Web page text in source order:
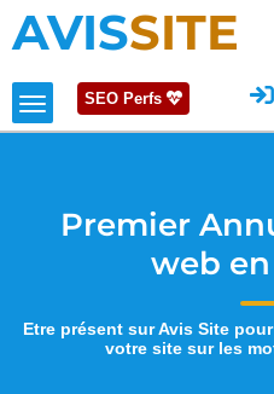
AVISSITE
SEO Perfs
Premier
web
Etre présent sur Avis Site
votre site sur les